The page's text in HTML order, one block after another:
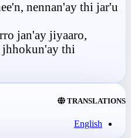
nennan'ay thi jar'u
jan'ay jiyaaro,
jhhokun'ay thi
TRANSLATIONS
English